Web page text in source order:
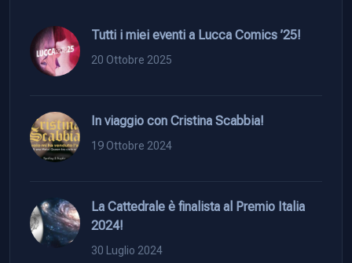
Tutti i miei eventi a Lucca Comics ’25!
20 Ottobre 2025
In viaggio con Cristina Scabbia!
19 Ottobre 2024
La Cattedrale è finalista al Premio Italia
2024!
30 Luglio 2024